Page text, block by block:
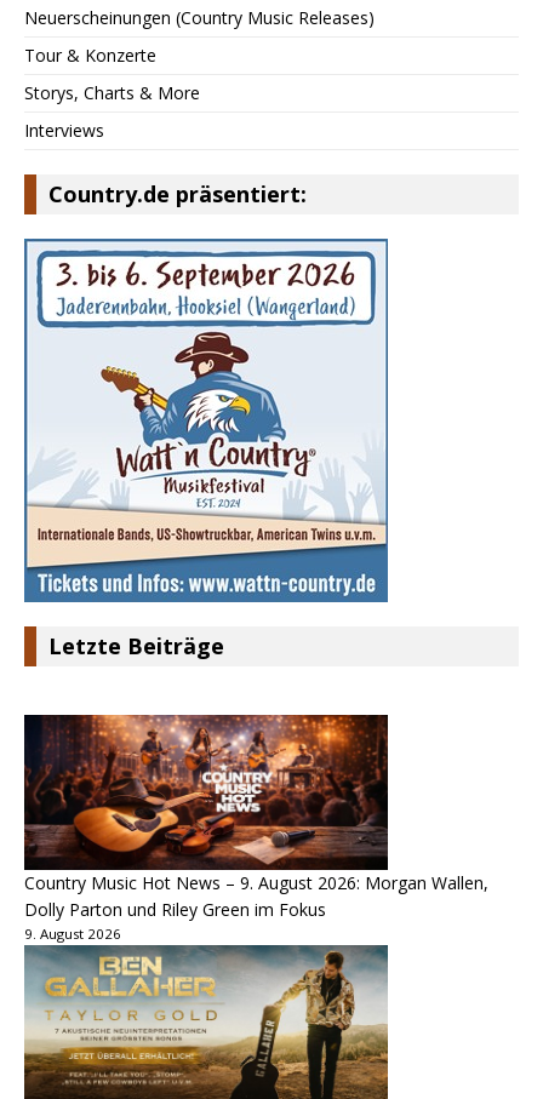
Neuerscheinungen (Country Music Releases)
Tour & Konzerte
Storys, Charts & More
Interviews
Country.de präsentiert:
Letzte Beiträge
Country Music Hot News – 9. August 2026: Morgan Wallen,
Dolly Parton und Riley Green im Fokus
9. August 2026